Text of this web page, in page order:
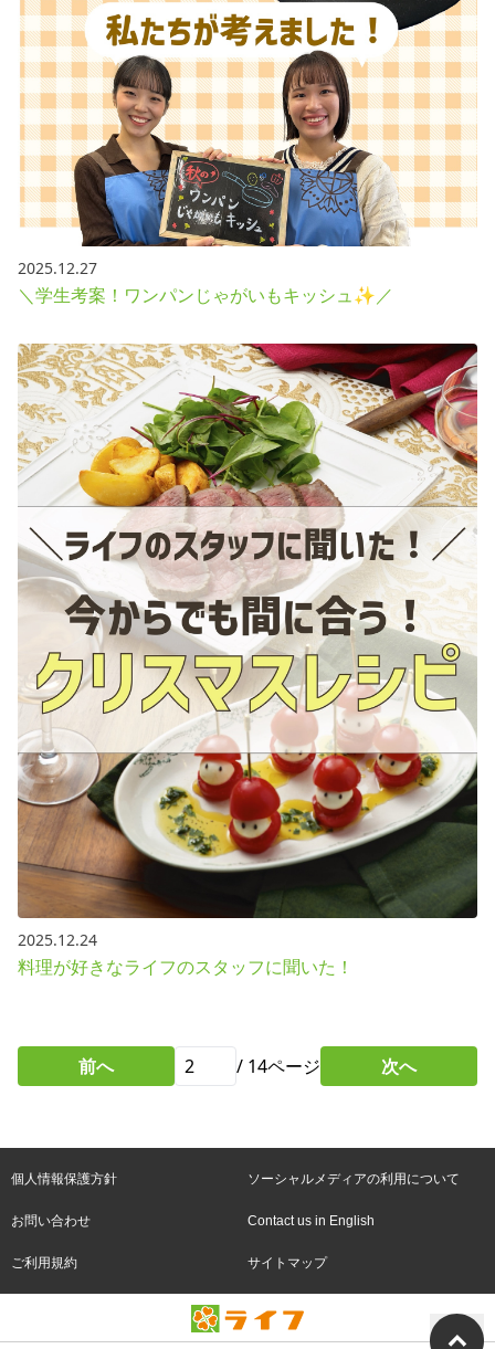
2025.12.27
＼学生考案！ワンパンじゃがいもキッシュ✨／
2025.12.24
料理が好きなライフのスタッフに聞いた！
前へ / 14ページ 次へ
個人情報保護方針 ソーシャルメディアの利用について
お問い合わせ Contact us in English
ご利用規約 サイトマップ